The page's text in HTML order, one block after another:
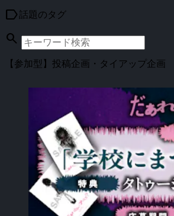
label話題のタグ
search
【参加型】投稿企画・タイアップ企画